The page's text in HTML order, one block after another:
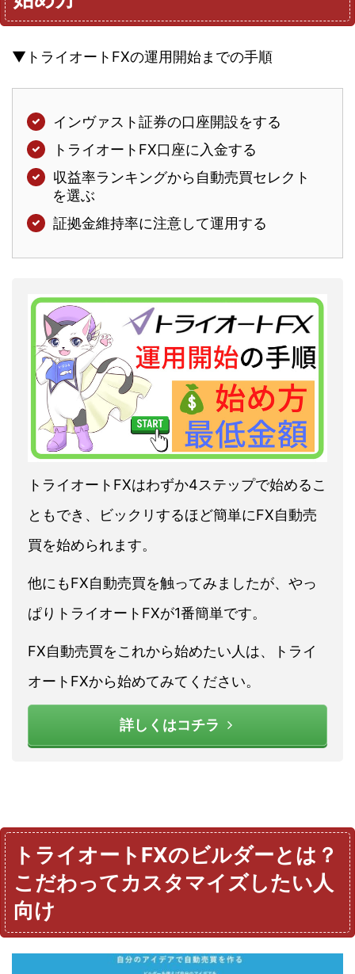
▼トライオートFXの運用開始までの手順
インヴァスト証券の口座開設をする
トライオートFX口座に入金する
収益率ランキングから自動売買セレクト
を選ぶ
証拠金維持率に注意して運用する
トライオートFXはわずか4ステップで始めるこ
ともでき、ビックリするほど簡単にFX自動売
買を始められます。
他にもFX自動売買を触ってみましたが、やっ
ぱりトライオートFXが1番簡単です。
FX自動売買をこれから始めたい人は、トライ
オートFXから始めてみてください。
詳しくはコチラ
トライオートFXのビルダーとは？
こだわってカスタマイズしたい人
向け